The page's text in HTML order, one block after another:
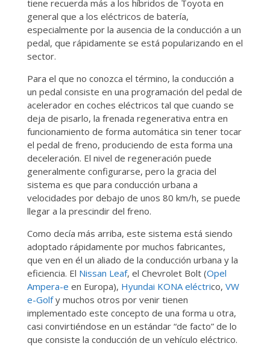
tiene recuerda más a los híbridos de Toyota en
general que a los eléctricos de batería,
especialmente por la ausencia de la conducción a un
pedal, que rápidamente se está popularizando en el
sector.
Para el que no conozca el término, la conducción a
un pedal consiste en una programación del pedal de
acelerador en coches eléctricos tal que cuando se
deja de pisarlo, la frenada regenerativa entra en
funcionamiento de forma automática sin tener tocar
el pedal de freno, produciendo de esta forma una
deceleración. El nivel de regeneración puede
generalmente configurarse, pero la gracia del
sistema es que para conducción urbana a
velocidades por debajo de unos 80 km/h, se puede
llegar a la prescindir del freno.
Como decía más arriba, este sistema está siendo
adoptado rápidamente por muchos fabricantes,
que ven en él un aliado de la conducción urbana y la
eficiencia. El Nissan Leaf, el Chevrolet Bolt (Opel
Ampera-e en Europa), Hyundai KONA eléctrico, VW
e-Golfy muchos otros por venir tienen
implementado este concepto de una forma u otra,
casi convirtiéndose en un estándar “de facto” de lo
que consiste la conducción de un vehículo eléctrico.